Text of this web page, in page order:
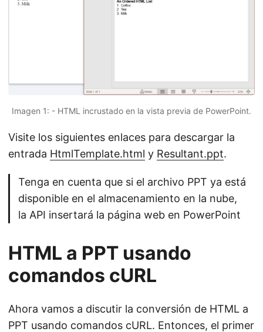
Imagen 1: - HTML incrustado en la vista previa de PowerPoint.
Visite los siguientes enlaces para descargar la
entrada HtmlTemplate.html y Resultant.ppt.
Tenga en cuenta que si el archivo PPT ya está
disponible en el almacenamiento en la nube,
la API insertará la página web en PowerPoint
HTML a PPT usando
comandos cURL
Ahora vamos a discutir la conversión de HTML a
PPT usando comandos cURL. Entonces, el primer